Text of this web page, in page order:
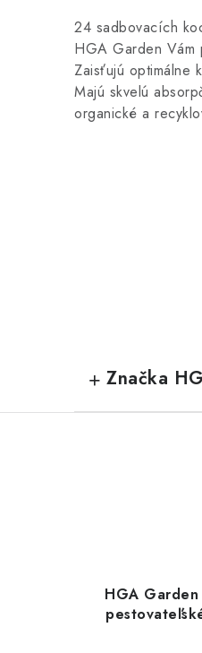
24 sadbovacích
HGA Garden Vám
Zaisťujú optimálne
Majú skvelú
organické a
Značka
HGA Garden